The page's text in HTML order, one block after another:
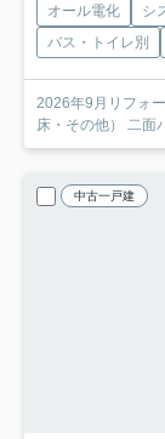
オール電化 シ
バス・トイレ別
2026年9月リフォ
床・その他） 二面
中古一戸建